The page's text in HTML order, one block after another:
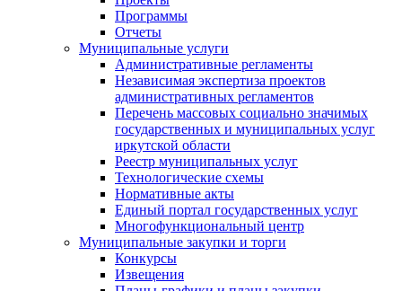
Программы
Отчеты
Муниципальные услуги
Административные регламенты
Независимая экспертиза проектов
административных регламентов
Перечень массовых социально значимых
государственных и муниципальных услуг
иркутской области
Реестр муниципальных услуг
Технологические схемы
Нормативные акты
Единый портал государственных услуг
Многофункциональный центр
Муниципальные закупки и торги
Конкурсы
Извещения